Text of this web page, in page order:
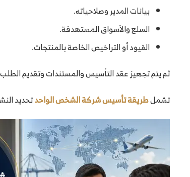
بيانات المدير وصلاحياته.
السلع والأسواق المستهدفة.
القيود أو التراخيص الخاصة بالمنتجات.
ثم يتم تجهيز عقد التأسيس والمستندات وتقديم
تشملطريقة تأسيس شركة الشخص الواحدتحديد